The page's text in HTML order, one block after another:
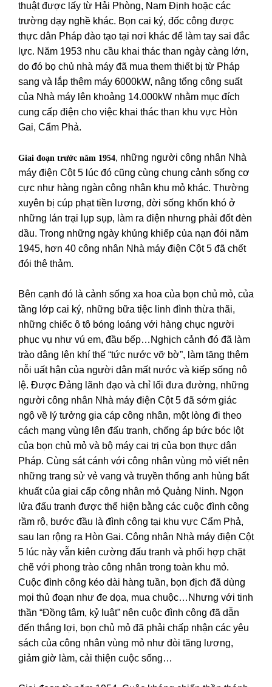
thuật được lấy từ Hải Phòng, Nam Định hoặc các
trường dạy nghề khác. Bọn cai ký, đốc công được
thực dân Pháp đào tạo tại nơi khác để làm tay sai đắc
lực. Năm 1953 nhu cầu khai thác than ngày càng lớn,
do đó bọ chủ nhà máy đã mua them thiết bị từ Pháp
sang và lắp thêm máy 6000kW, nâng tổng công suất
của Nhà máy lên khoảng 14.000kW nhằm mục đích
cung cấp điện cho việc khai thác than khu vực Hòn
Gai, Cẩm Phả.
Giai đoạn trước năm 1954, những người công nhân Nhà
máy điện Cột 5 lúc đó cũng cùng chung cảnh sống cơ
cực như hàng ngàn công nhân khu mỏ khác. Thường
xuyên bị cúp phạt tiền lương, đời sống khốn khó ở
những lán trại lụp sụp, làm ra điện nhưng phải đốt đèn
dầu. Trong những ngày khủng khiếp của nạn đói năm
1945, hơn 40 công nhân Nhà máy điện Cột 5 đã chết
đói thê thảm.
Bên cạnh đó là cảnh sống xa hoa của bọn chủ mỏ, của
tầng lớp cai ký, những bữa tiệc linh đình thừa thãi,
những chiếc ô tô bóng loáng với hàng chục người
phục vụ như vú em, đầu bếp…Nghịch cảnh đó đã làm
trào dâng lên khí thế “tức nước vỡ bờ”, làm tăng thêm
nỗi uất hận của người dân mất nước và kiếp sống nô
lệ. Được Đảng lãnh đạo và chỉ lối đưa đường, những
người công nhân Nhà máy điện Cột 5 đã sớm giác
ngộ về lý tưởng gia cáp công nhân, một lòng đi theo
cách mạng vùng lên đấu tranh, chống áp bức bóc lột
của bọn chủ mỏ và bộ máy cai trị của bọn thực dân
Pháp. Cùng sát cánh với công nhân vùng mỏ viết nên
những trang sử vẻ vang và truyền thống anh hùng bất
khuất của giai cấp công nhân mỏ Quảng Ninh. Ngọn
lửa đấu tranh được thể hiện bằng các cuộc đình công
rầm rộ, bước đầu là đình công tại khu vực Cẩm Phả,
sau lan rộng ra Hòn Gai. Công nhân Nhà máy điện Cột
5 lúc này vẫn kiên cường đấu tranh và phối hợp chặt
chẽ với phong trào công nhân trong toàn khu mỏ.
Cuộc đình công kéo dài hàng tuần, bọn địch đã dùng
mọi thủ đoạn như đe dọa, mua chuộc…Nhưng với tinh
thần “Đồng tâm, kỷ luật” nên cuộc đình công đã dẫn
đến thắng lợi, bọn chủ mỏ đã phải chấp nhận các yêu
sách của công nhân vùng mỏ như đòi tăng lương,
giảm giờ làm, cải thiện cuộc sống…